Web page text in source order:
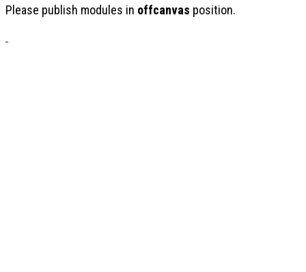
Please publish modules in offcanvas position.